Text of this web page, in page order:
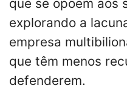
que se opõem aos
explorando a
empresa
que têm menos
defenderem.